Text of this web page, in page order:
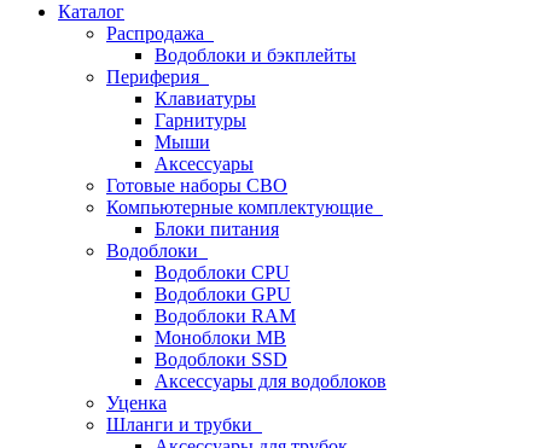
Каталог
Распродажа
Водоблоки и бэкплейты
Периферия
Клавиатуры
Гарнитуры
Мыши
Аксессуары
Готовые наборы СВО
Компьютерные комплектующие
Блоки питания
Водоблоки
Водоблоки CPU
Водоблоки GPU
Водоблоки RAM
Моноблоки MB
Водоблоки SSD
Аксессуары для водоблоков
Уценка
Шланги и трубки